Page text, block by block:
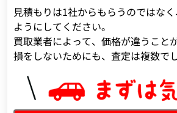
見積もりは1社からもらうのではな
ようにしてください。
買取業者によって、価格が違うこと
損をしないためにも、査定は複数で